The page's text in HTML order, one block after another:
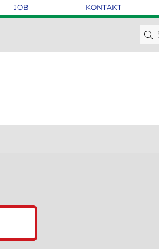
JOB KONTAKT